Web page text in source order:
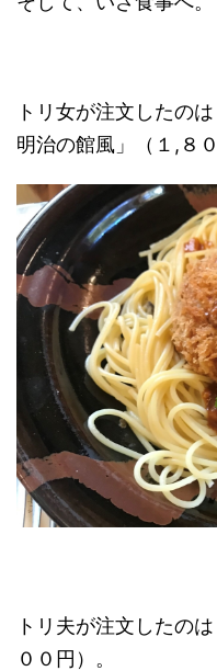
トリ女が注文したの
明治の館風」（１,８０
トリ夫が注文したの
００円）。